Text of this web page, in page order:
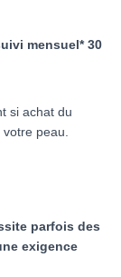
mensuel* 30
si achat du
peau.
parfois des
exigence